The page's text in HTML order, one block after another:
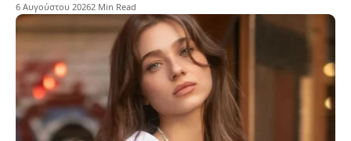
6 Αυγούστου 20262 Min Read